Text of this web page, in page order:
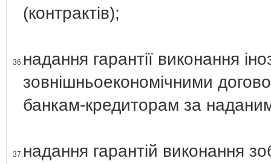
(контрактів);
36.надання гарантії виконання
зовнішньоекономічними
банкам-кредиторам за
37.надання гарантій виконання